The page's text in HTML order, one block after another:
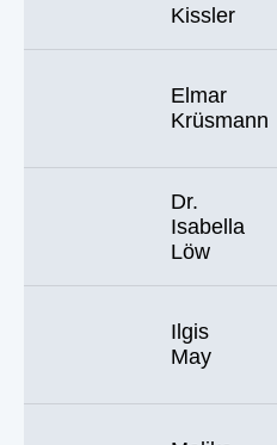
Kissler
Elmar
Krüsmann
Dr.
Isabella
Löw
Ilgis
May